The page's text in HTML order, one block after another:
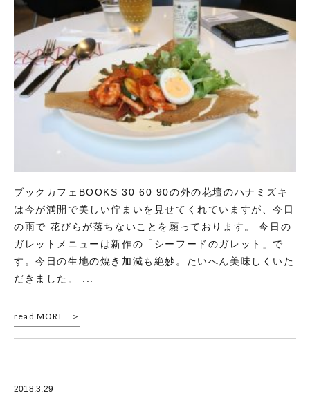
ブックカフェBOOKS 30 60 90の外の花壇のハナミズキ
は今が満開で美しい佇まいを見せてくれていますが、今日
の雨で 花びらが落ちないことを願っております。 今日の
ガレットメニューは新作の「シーフードのガレット」で
す。今日の生地の焼き加減も絶妙。たいへん美味しくいた
だきました。 ...
read MORE
2018.3.29